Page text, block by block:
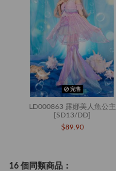
完售
LD000863 露娜美人魚公主
[SD13/DD]
$89.90
16 個同類商品：